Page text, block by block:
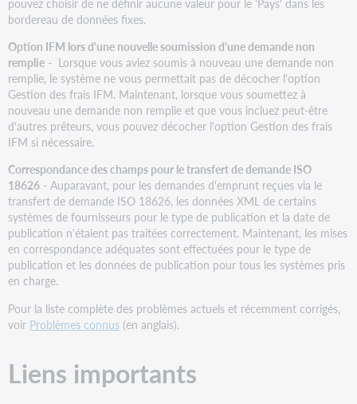
bordereau de données fixes.
Option IFM lors d'une nouvelle soumission d'une demande non
remplie - Lorsque vous aviez soumis à nouveau une demande non
remplie, le système ne vous permettait pas de décocher l'option
Gestion des frais IFM. Maintenant, lorsque vous soumettez à
nouveau une demande non remplie et que vous incluez peut-être
d'autres prêteurs, vous pouvez décocher l'option Gestion des frais
IFM si nécessaire.
Correspondance des champs pour le transfert de demande ISO
18626 - Auparavant, pour les demandes d'emprunt reçues via le
transfert de demande ISO 18626, les données XML de certains
systèmes de fournisseurs pour le type de publication et la date de
publication n'étaient pas traitées correctement. Maintenant, les mises
en correspondance adéquates sont effectuées pour le type de
publication et les données de publication pour tous les systèmes pris
en charge.
Pour la liste complète des problèmes actuels et récemment corrigés,
voir Problèmes connus (en anglais).
Liens importants